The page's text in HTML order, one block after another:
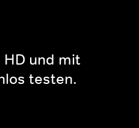
und mit
testen.